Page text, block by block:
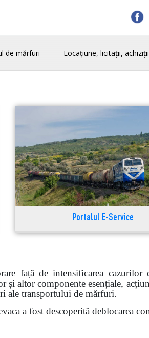
de mărfuri Locațiune, licitații, achiziții
Portalul E-Service
față de intensificarea cazurilor
și altor componente esențiale,
ale transportului de mărfuri.
a fost descoperită deblocarea